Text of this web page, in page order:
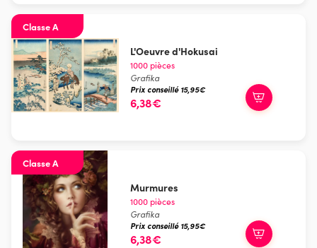
Classe A
L'Oeuvre d'Hokusai
1000 pièces
Grafika
Prix conseillé 15,95€
6,38€
Classe A
Murmures
1000 pièces
Grafika
Prix conseillé 15,95€
6,38€